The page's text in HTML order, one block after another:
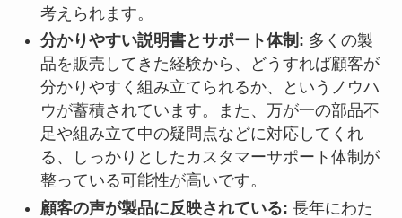
考えられます。
分かりやすい説明書とサポート体制: 多くの製
品を販売してきた経験から、どうすれば顧客が
分かりやすく組み立てられるか、というノウハ
ウが蓄積されています。また、万が一の部品不
足や組み立て中の疑問点などに対応してくれ
る、しっかりとしたカスタマーサポート体制が
整っている可能性が高いです。
顧客の声が製品に反映されている: 長年にわた